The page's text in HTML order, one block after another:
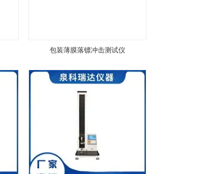
包装薄膜落镖冲击测试仪